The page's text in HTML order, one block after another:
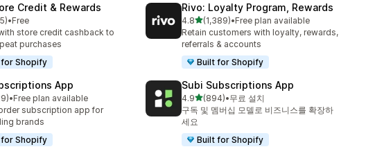
Credit & Rewards
중
개
•Free
store credit cashback to
purchases
Shopify
Rivo: Loyalty Program, Rewards
4.8별 5개 중
(1,389)
총 리뷰 1389개
•Free plan available
Retain customers with loyalty, rewards,
referrals & accounts
Built for Shopify
App
중
개
•Free plan available
subscription app for
brands
Shopify
Subi Subscriptions App
4.9별 5개 중
(894)
총 리뷰 894개
•무료 설치
구독 및 멤버십 모델로 비즈니스를 확장하
세요
Built for Shopify